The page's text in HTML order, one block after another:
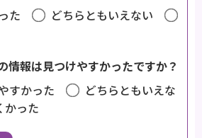
た
どちらともいえない
情報は見つけやすかったですか？
すかった
どちらともいえな
かった